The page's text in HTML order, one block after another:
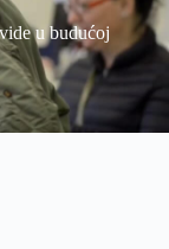
u budućoj